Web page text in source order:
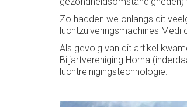
Zo hadden we onlangs dit
luchtzuiveringsmachines
Als gevolg van dit artikel
Biljartvereniging Horna
luchtreinigingstechnologie.